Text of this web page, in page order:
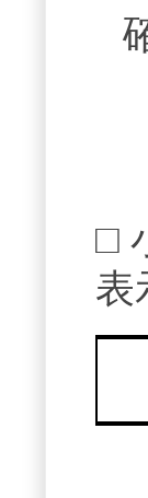
□
表